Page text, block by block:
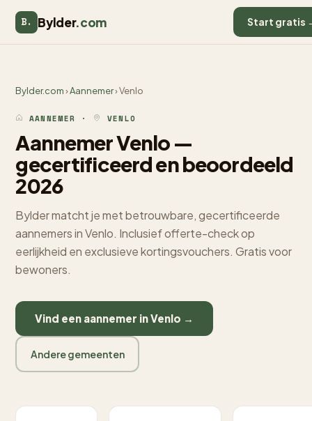
B. Bylder.com Start gratis
Bylder.com›Aannemer› Venlo
AANNEMER · VENLO
Aannemer Venlo —
gecertificeerd en beoordeeld
2026
Bylder matcht je met betrouwbare, gecertificeerde
aannemers in Venlo. Inclusief offerte-check op
eerlijkheid en exclusieve kortingsvouchers. Gratis voor
bewoners.
Vind een aannemer in Venlo →
Andere gemeenten